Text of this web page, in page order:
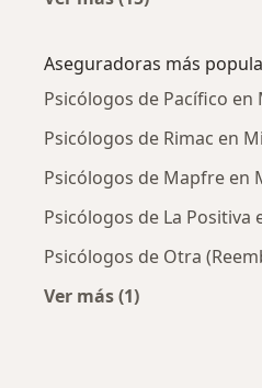
Aseguradoras más
Psicólogos de Pacífico
Psicólogos de Rimac en
Psicólogos de Mapfre en
Psicólogos de La Positiva
Psicólogos de Otra
Ver más (1)